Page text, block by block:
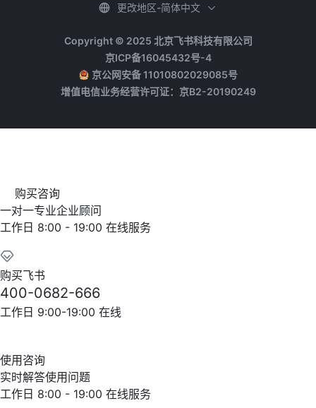
Copyright © 2025 北京飞书科技有限公司
京ICP备16045432号-4
京公网安备 11010802029085号
增值电信业务经营许可证：京B2-20190249
更改地区-简体中文
购买咨询
一对一专业企业顾问
工作日 8:00 - 19:00 在线服务
购买飞书
400-0682-666
工作日 9:00-19:00 在线
使用咨询
实时解答使用问题
工作日 8:00 - 19:00 在线服务